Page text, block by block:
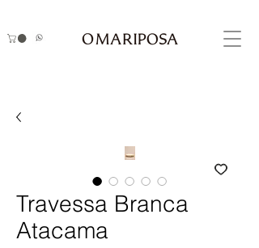
Travessa Branca
Atacama